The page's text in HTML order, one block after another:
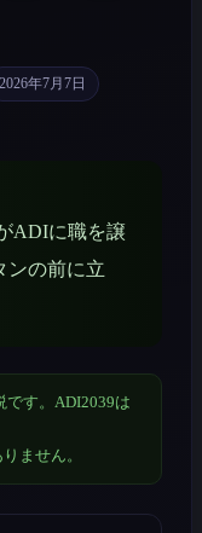
2026年7月7日
ADIに職を譲
の前に立
す。ADI2039は
ません。